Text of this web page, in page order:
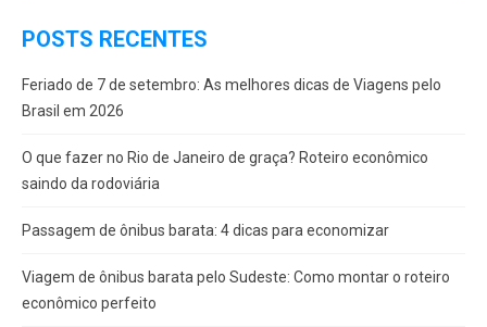
POSTS RECENTES
Feriado de 7 de setembro: As melhores dicas de Viagens pelo
Brasil em 2026
O que fazer no Rio de Janeiro de graça? Roteiro econômico
saindo da rodoviária
Passagem de ônibus barata: 4 dicas para economizar
Viagem de ônibus barata pelo Sudeste: Como montar o roteiro
econômico perfeito